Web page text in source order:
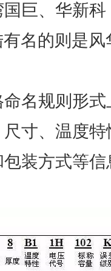
国巨、华新
有名的则是
名规则形
寸、温度
装方式等信